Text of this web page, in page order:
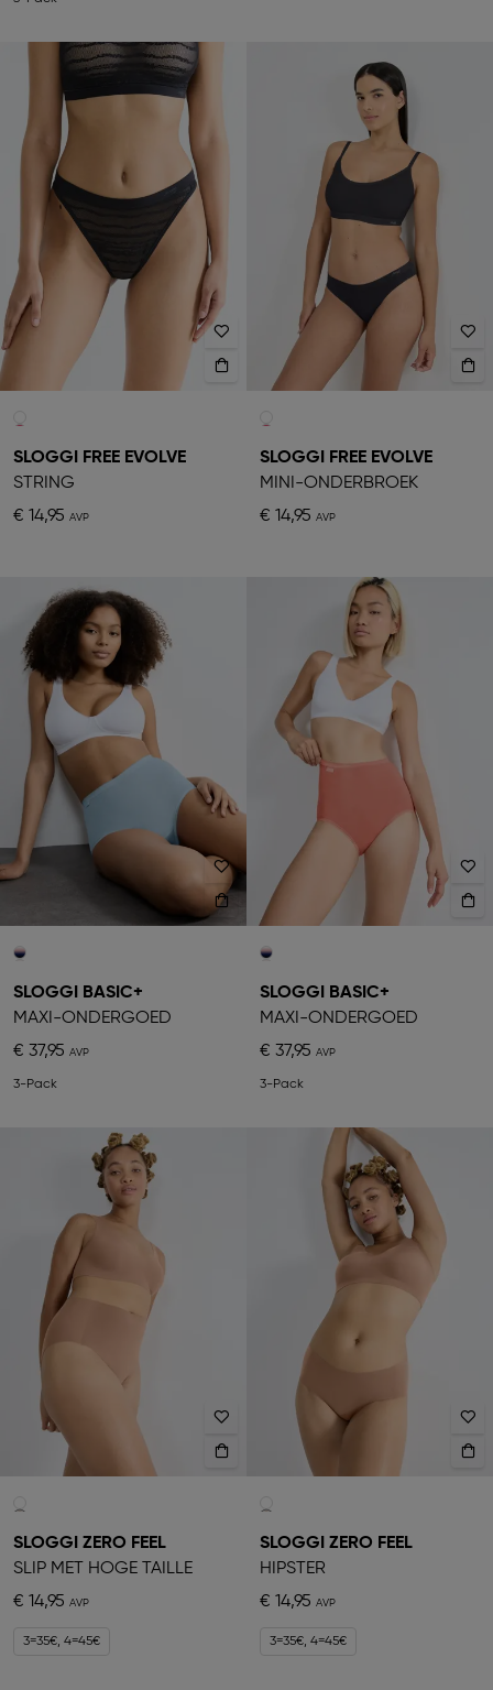
SLOGGI FREE EVOLVE
STRING
€ 14,95
SLOGGI FREE EVOLVE
MINI-ONDERBROEK
€ 14,95
SLOGGI BASIC+
MAXI-ONDERGOED
€ 37,95
3-Pack
SLOGGI BASIC+
MAXI-ONDERGOED
€ 37,95
3-Pack
SLOGGI ZERO FEEL
SLIP MET HOGE TAILLE
€ 14,95
3=35€, 4=45€
SLOGGI ZERO FEEL
HIPSTER
€ 14,95
3=35€, 4=45€